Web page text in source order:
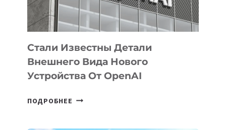
ИСКУССТВЕННОГО
ИНТЕЛЛЕКТА
Стали Известны Детали
Внешнего Вида Нового
Устройства От OpenAI
ПОДРОБНЕЕ СТАЛИ